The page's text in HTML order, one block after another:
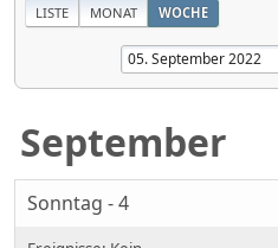
LISTE MONAT WOCHE
September
Sonntag - 4